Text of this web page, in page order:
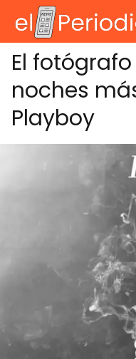
El
noches
Playboy